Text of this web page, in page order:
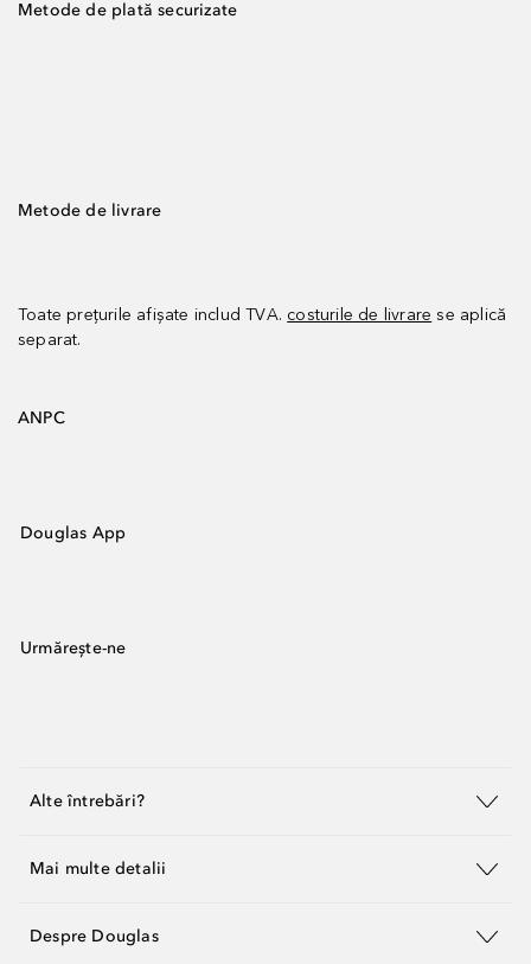
Metode de plată securizate
Metode de livrare
Toate prețurile afișate includ TVA. costurile de livrare se aplică
separat.
ANPC
Douglas App
Urmărește-ne
Alte întrebări?
Mai multe detalii
Despre Douglas